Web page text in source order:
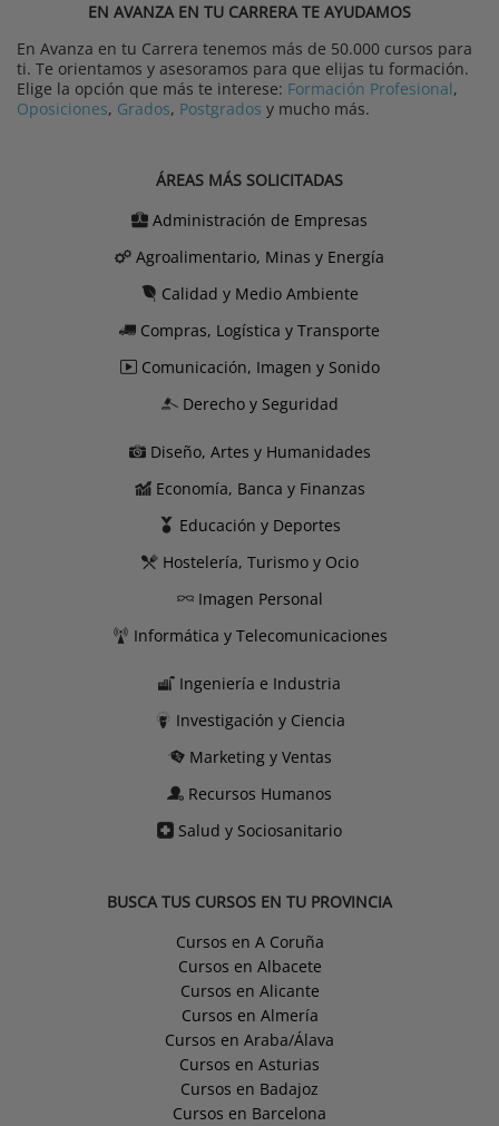
EN AVANZA EN TU CARRERA TE AYUDAMOS
En Avanza en tu Carrera tenemos más de 50.000 cursos para
ti. Te orientamos y asesoramos para que elijas tu formación.
Elige la opción que más te interese: Formación Profesional,
Oposiciones, Grados, Postgrados y mucho más.
ÁREAS MÁS SOLICITADAS
Administración de Empresas
Agroalimentario, Minas y Energía
Calidad y Medio Ambiente
Compras, Logística y Transporte
Comunicación, Imagen y Sonido
Derecho y Seguridad
Diseño, Artes y Humanidades
Economía, Banca y Finanzas
Educación y Deportes
Hostelería, Turismo y Ocio
Imagen Personal
Informática y Telecomunicaciones
Ingeniería e Industria
Investigación y Ciencia
Marketing y Ventas
Recursos Humanos
Salud y Sociosanitario
BUSCA TUS CURSOS EN TU PROVINCIA
Cursos en A Coruña
Cursos en Albacete
Cursos en Alicante
Cursos en Almería
Cursos en Araba/Álava
Cursos en Asturias
Cursos en Badajoz
Cursos en Barcelona